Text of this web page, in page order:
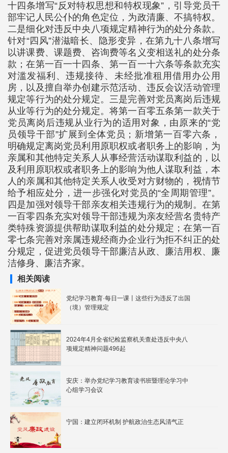
十四条增写“反对特权思想和特权现象”，引导党员干
部牢记人民公仆的角色定位，为政清廉、不搞特权。
二是细化对违反中央八项规定精神行为的处分条款。
针对“四风”潜滋暗长、隐形变异，在第九十八条增写
以讲课费、课题费、咨询费等名义变相送礼的处分条
款；在第一百一十四条、第一百一十六条等条款充实
对滥发福利、违规接待、未经批准租用借用办公用
房，以及擅自举办创建示范活动、违反会议活动管理
规定等行为的处分规定。三是完善对党员离岗后违规
从业等行为的处分规定。将第一百零五条第一款关于
党员离岗后违规从业行为的适用对象，由原来的“党
员领导干部”扩展到全体党员；新增第一百零六条，
明确规定离岗党员利用原职权或者职务上的影响，为
亲属和其他特定关系人从事经营活动谋取利益的，以
及利用原职权或者职务上的影响为他人谋取利益，本
人的亲属和其他特定关系人收受对方财物的，视情节
给予相应处分，进一步强化对党员的“全周期管理”。
四是加强对领导干部亲友相关违规行为的规制。在第
一百零四条充实对领导干部违规为亲友经营名贵特产
类特殊资源提供帮助谋取利益的处分规定；在第一百
零七条完善对亲属违规经商办企业行为拒不纠正的处
分规定，促进党员领导干部廉洁从政、廉洁用权、廉
洁修身、廉洁齐家。
相关阅读
党纪学习教育·每日一课丨这些行为违反了出国
（境）管理规定
2024年4月全省纪检监察机关查处违反中央八
项规定精神问题496起
安庆：举办党纪学习教育读书班暨理论学习中
心组学习会议
宁国：建立闭环机制 护航政治生态风清气正